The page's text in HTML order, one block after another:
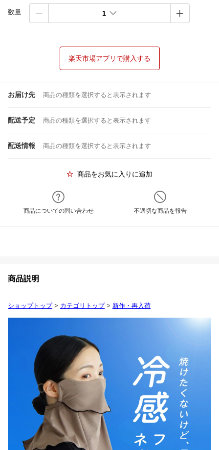
数量 1
楽天市場アプリで購入する
お届け先 商品の種類を選択すると表示されます
配送予定 商品の種類を選択すると表示されます
配送情報 商品の種類を選択すると表示されます
商品をお気に入りに追加
商品についての問い合わせ 不適切な商品を報告
商品説明
ショップトップ> カテゴリトップ> 新作・再入荷